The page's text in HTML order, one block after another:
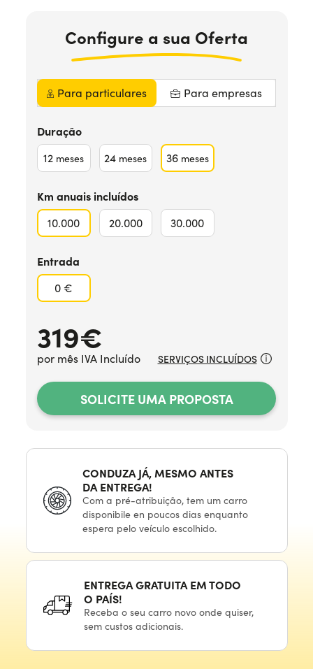
Configure a sua Oferta
Para particulares Para empresas
Duração
12 meses 24 meses 36 meses
Km anuais incluídos
10.000 20.000 30.000
Entrada
0 €
319€
por mês IVA Incluído
SOLICITE UMA PROPOSTA
SERVIÇOS INCLUÍDOS
CONDUZA JÁ, MESMO ANTES
DA ENTREGA!
Com a pré-atribuição,tem um carro
disponibile en poucosdias enquanto
espera pelo veículoescolhido.
ENTREGA GRATUITA EM TODO
O PAÍS!
Receba o seu carro novo onde quiser,
sem custos adicionais.